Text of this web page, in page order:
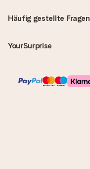
Häufig gestellte Fragen
YourSurprise